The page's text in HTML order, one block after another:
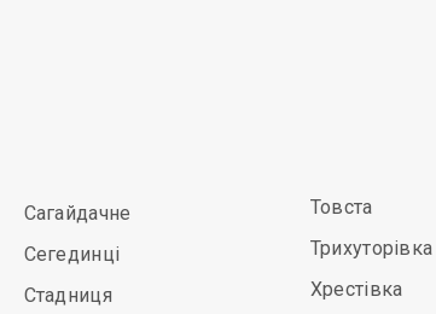
Сагайдачне
Сегединці
Стадниця
Товста
Трихуторівка
Хрестівка